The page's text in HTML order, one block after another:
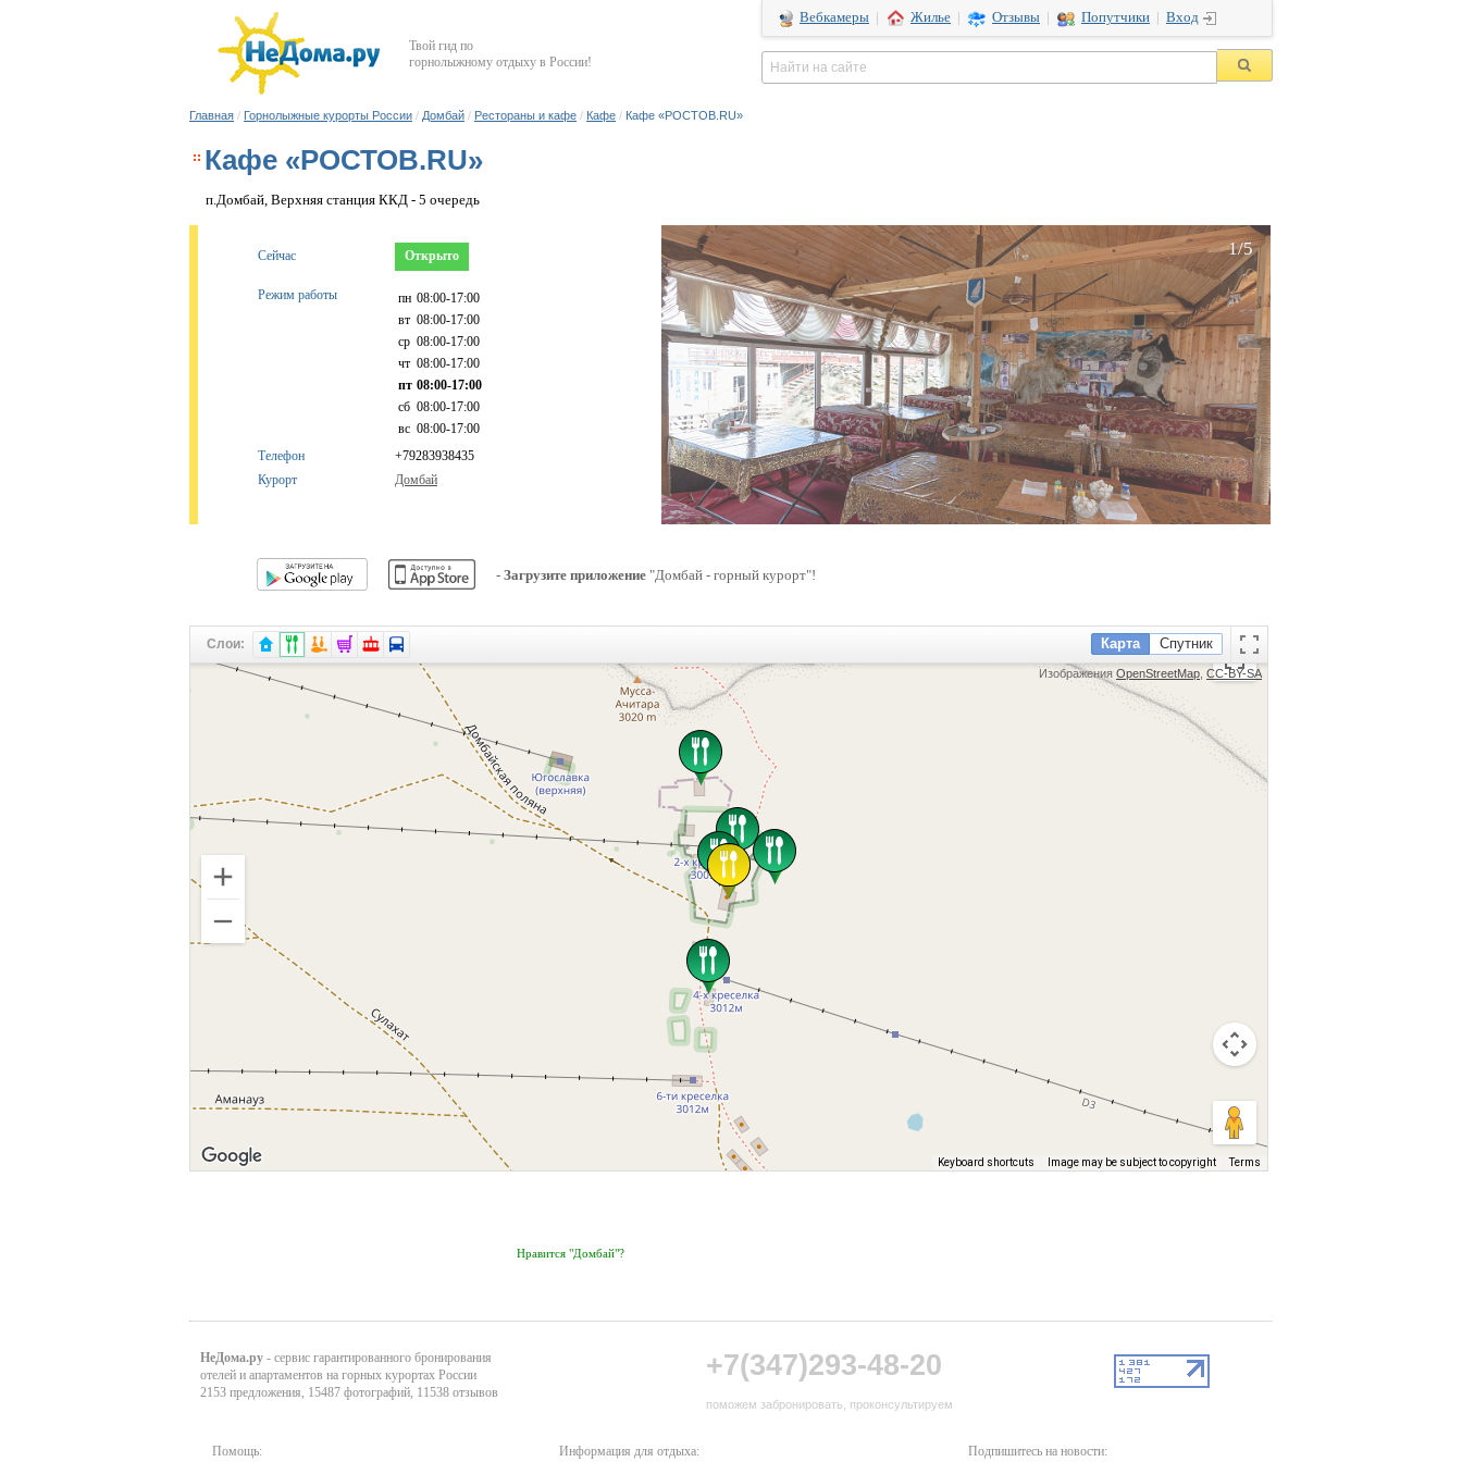
Твой гид по
горнолыжному отдыху в России!
Вебкамеры Жилье Отзывы Попутчики Вход
Главная / Горнолыжные курорты России / Домбай / Рестораны и кафе / Кафе / Кафе «РОСТОВ.RU»
Кафе «РОСТОВ.RU»
п.Домбай, Верхняя станция ККД - 5 очередь
Сейчас Открыто
Режим работы пн 08:00-17:00
вт 08:00-17:00
ср 08:00-17:00
чт 08:00-17:00
пт 08:00-17:00
сб 08:00-17:00
вс 08:00-17:00
Телефон
+79283938435
Курорт
Домбай
1/5
- Загрузите приложение "Домбай - горный курорт"!
Слои: Карта Спутник
Изображения OpenStreetMap CC-BY-SA
Keyboard shortcuts Image may be subject to copyright Terms
Нравится "Домбай"?
НеДома.ру - сервис гарантированного бронирования
отелей и апартаментов на горных курортах России
2153 предложения, 15487 фотографий, 11538 отзывов
+7(347)293-48-20
поможем забронировать, проконсультируем
Помощь: Информация для отдыха: Подпишитесь на новости: